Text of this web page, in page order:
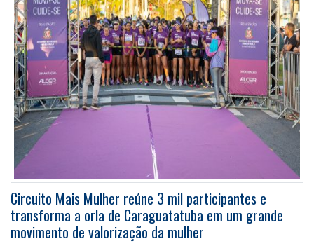
Circuito Mais Mulher reúne 3 mil participantes e
transforma a orla de Caraguatatuba em um grande
movimento de valorização da mulher